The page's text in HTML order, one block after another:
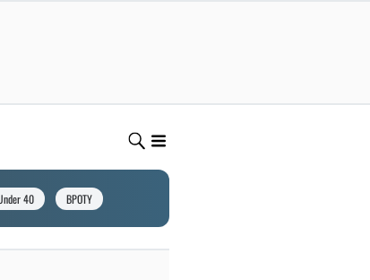
40 BPOTY